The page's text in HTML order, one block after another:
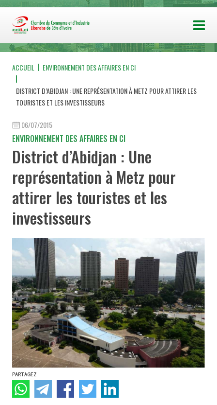
ACCUEIL ENVIRONNEMENT DES AFFAIRES EN CI
DISTRICT D’ABIDJAN : UNE REPRÉSENTATION À METZ POUR ATTIRER LES
TOURISTES ET LES INVESTISSEURS
06/07/2015
ENVIRONNEMENT DES AFFAIRES EN CI
District d’Abidjan : Une
représentation à Metz pour
attirer les touristes et les
investisseurs
PARTAGEZ